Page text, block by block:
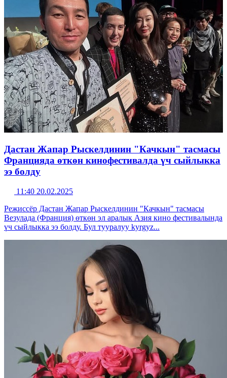
Дастан Жапар Рыскелдинин "Качкын" тасмасы
Францияда өткөн кинофестивалда үч сыйлыкка
ээ болду
11:40 20.02.2025
Режиссёр Дастан Жапар Рыскелдинин "Качкын" тасмасы
Везулада (Франция) өткөн эл аралык Азия кино фестивалында
үч сыйлыкка ээ болду. Бул тууралуу kyrgyz...